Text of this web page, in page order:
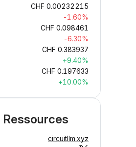
CHF 0.00232215
-1.60%
CHF 0.098461
-6.30%
CHF 0.383937
+9.40%
CHF 0.197633
+10.00%
circuitllm.xyz